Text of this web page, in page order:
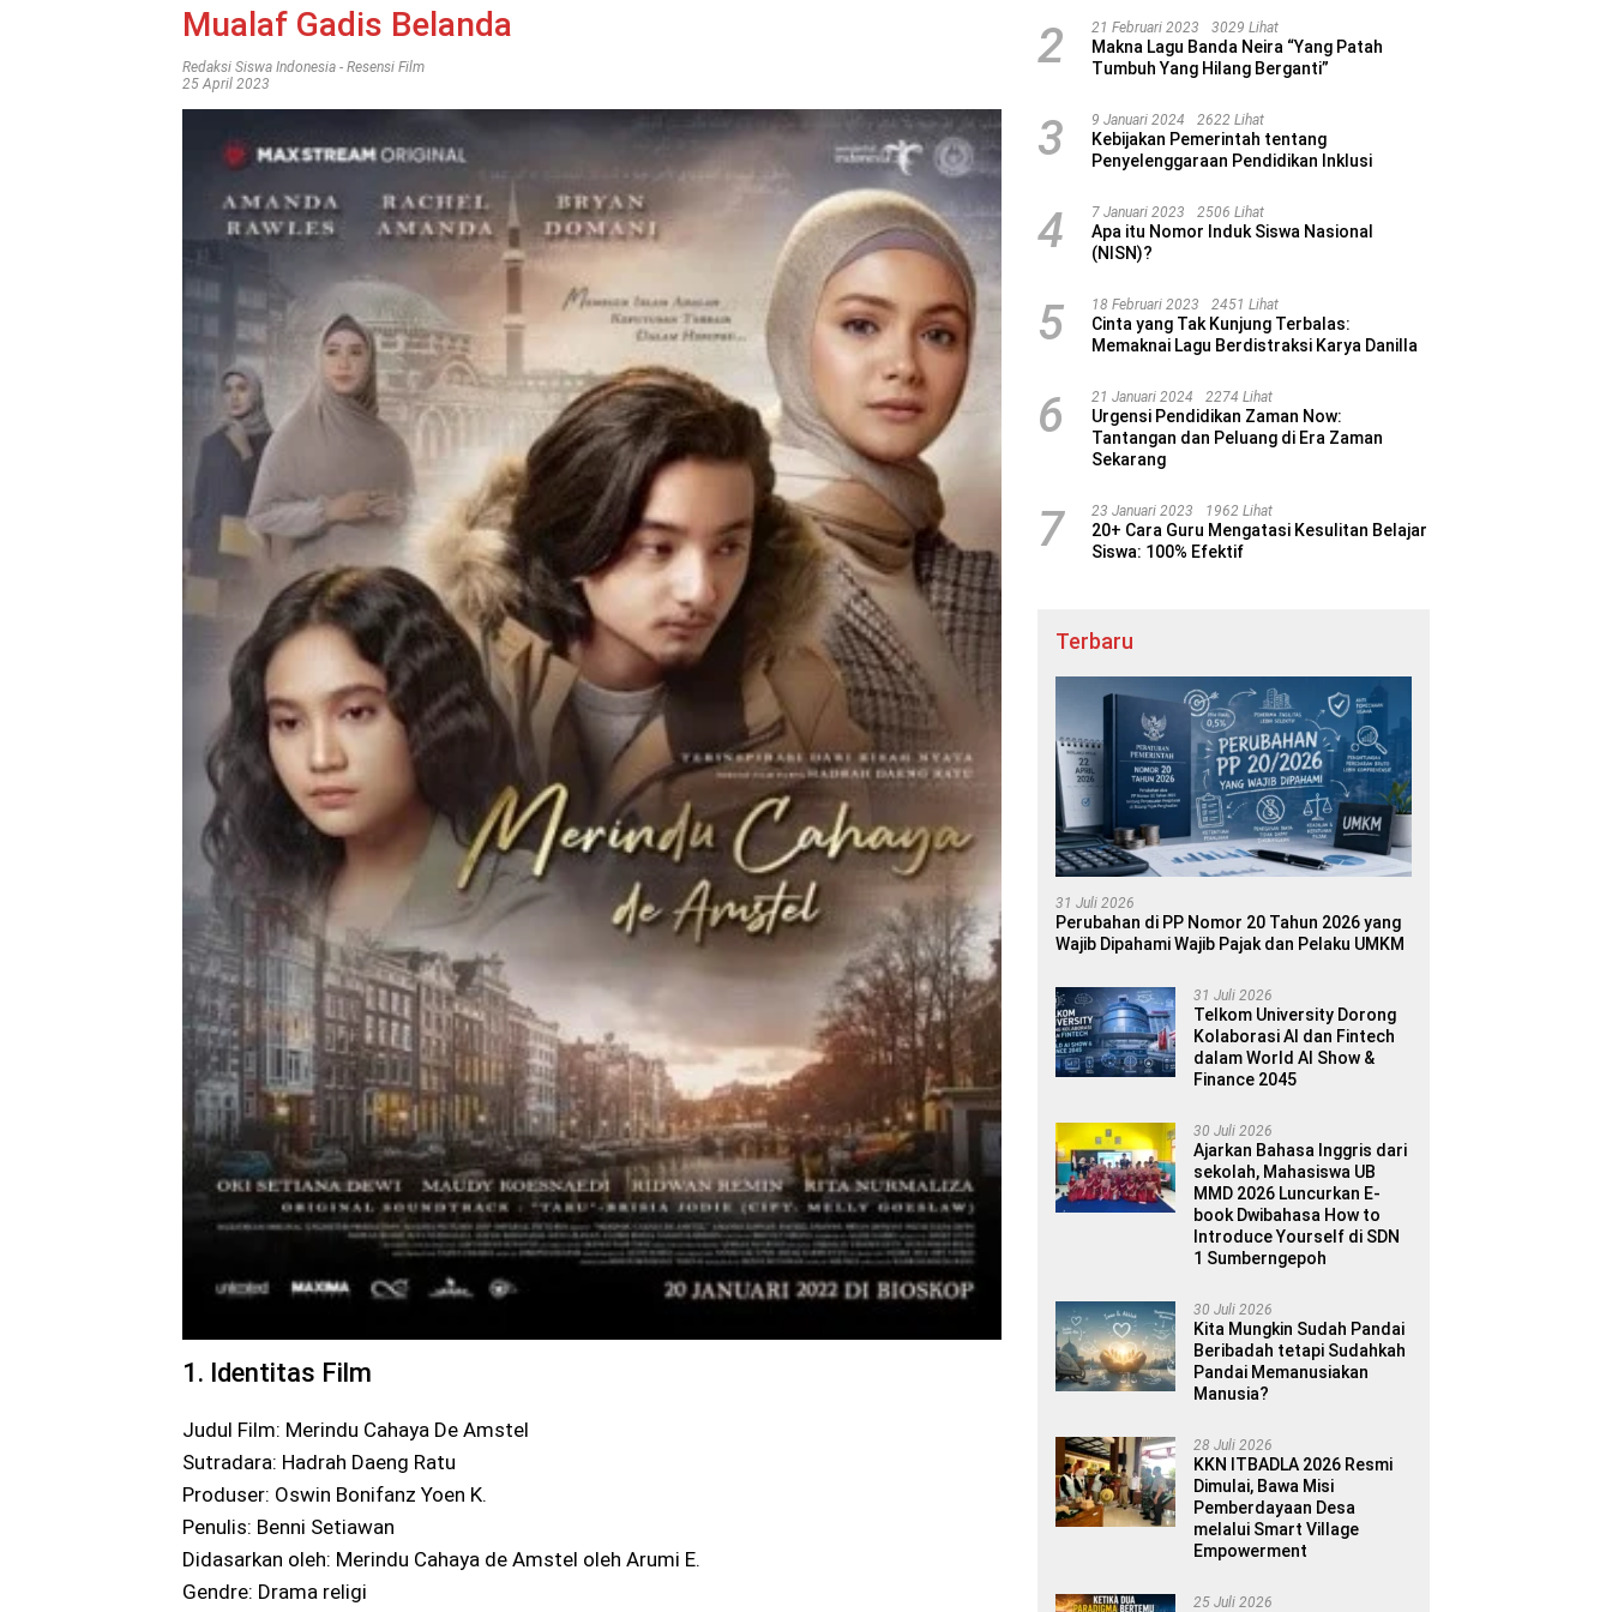
Mualaf Gadis Belanda
Redaksi Siswa Indonesia - Resensi Film
25 April 2023
1. Identitas Film
Judul Film: Merindu Cahaya De Amstel
Sutradara: Hadrah Daeng Ratu
Produser: Oswin Bonifanz Yoen K.
Penulis: Benni Setiawan
Didasarkan oleh: Merindu Cahaya de Amstel oleh Arumi E.
Gendre: Drama religi
2 21 Februari 2023 3029 Lihat
Makna Lagu Banda Neira “Yang Patah
Tumbuh Yang Hilang Berganti”
3 9 Januari 2024 2622 Lihat
Kebijakan Pemerintah tentang
Penyelenggaraan Pendidikan Inklusi
4 7 Januari 2023 2506 Lihat
Apa itu Nomor Induk Siswa Nasional
(NISN)?
5 18 Februari 2023 2451 Lihat
Cinta yang Tak Kunjung Terbalas:
Memaknai Lagu Berdistraksi Karya Danilla
6 21 Januari 2024 2274 Lihat
Urgensi Pendidikan Zaman Now:
Tantangan dan Peluang di Era Zaman
Sekarang
7 23 Januari 2023 1962 Lihat
20+ Cara Guru Mengatasi Kesulitan Belajar
Siswa: 100% Efektif
Terbaru
31 Juli 2026
Perubahan di PP Nomor 20 Tahun 2026 yang
Wajib Dipahami Wajib Pajak dan Pelaku UMKM
31 Juli 2026
Telkom University Dorong
Kolaborasi AI dan Fintech
dalam World AI Show &
Finance 2045
30 Juli 2026
Ajarkan Bahasa Inggris dari
sekolah, Mahasiswa UB
MMD 2026 Luncurkan E-
book Dwibahasa How to
Introduce Yourself di SDN
1 Sumberngepoh
30 Juli 2026
Kita Mungkin Sudah Pandai
Beribadah tetapi Sudahkah
Pandai Memanusiakan
Manusia?
28 Juli 2026
KKN ITBADLA 2026 Resmi
Dimulai, Bawa Misi
Pemberdayaan Desa
melalui Smart Village
Empowerment
25 Juli 2026